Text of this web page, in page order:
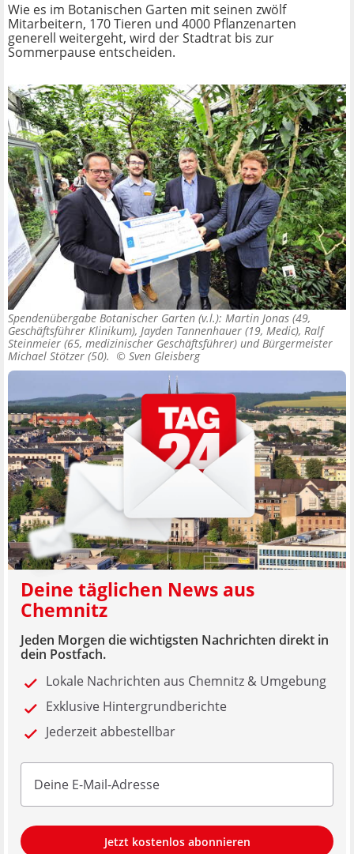
Wie es im Botanischen Garten mit seinen zwölf
Mitarbeitern, 170 Tieren und 4000 Pflanzenarten
generell weitergeht, wird der Stadtrat bis zur
Sommerpause entscheiden.
Spendenübergabe Botanischer Garten (v.l.): Martin Jonas (49,
Geschäftsführer Klinikum), Jayden Tannenhauer (19, Medic), Ralf
Steinmeier (65, medizinischer Geschäftsführer) und Bürgermeister
Michael Stötzer (50). © Sven Gleisberg
Deine täglichen News aus
Chemnitz
Jeden Morgen die wichtigsten Nachrichten direkt in
dein Postfach.
Lokale Nachrichten aus Chemnitz & Umgebung
Exklusive Hintergrundberichte
Jederzeit abbestellbar
Jetzt kostenlos abonnieren